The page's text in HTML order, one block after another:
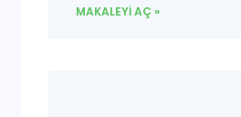
MAKALEYI AÇ »